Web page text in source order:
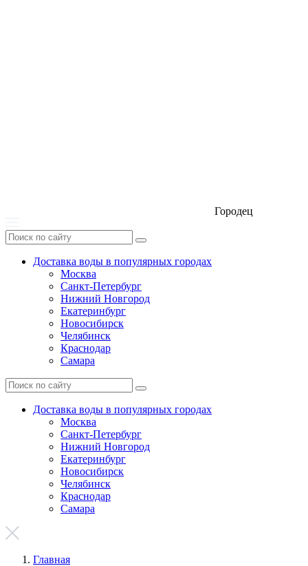
Городец
Доставка воды в популярных городах
Москва
Санкт-Петербург
Нижний Новгород
Екатеринбург
Новосибирск
Челябинск
Краснодар
Самара
Доставка воды в популярных городах
Москва
Санкт-Петербург
Нижний Новгород
Екатеринбург
Новосибирск
Челябинск
Краснодар
Самара
Главная